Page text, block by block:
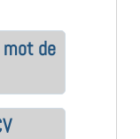
mot de